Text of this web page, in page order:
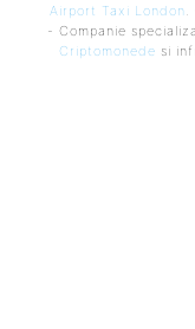
Airport Taxi London
- Companie
Criptomonede si